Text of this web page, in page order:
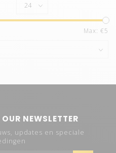
Max: €5
NEWSLETTER
updates en speciale